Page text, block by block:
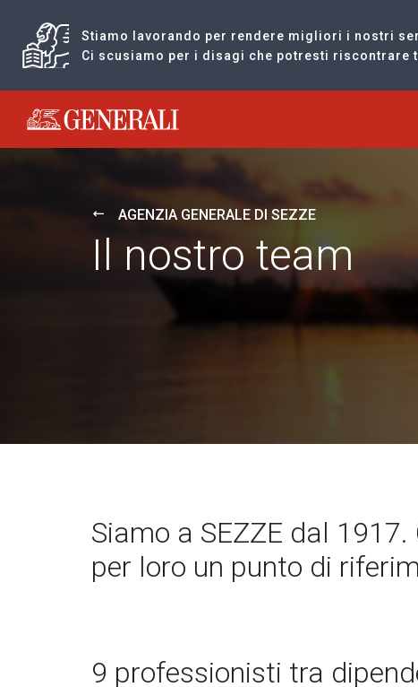
Stiamo lavorando per rendere migliori i nostri
Ci scusiamo per i disagi che potresti riscontrare
Generali logo
AGENZIA GENERALE DI SEZZE
Il nostro team
Siamo a SEZZE dal
per loro un punto di
9 professionisti tra